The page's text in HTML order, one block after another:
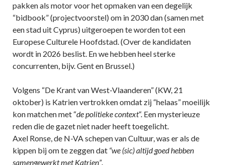
pakken als motor voor het opmaken van een degelijk
“bidbook” (projectvoorstel) om in 2030 dan (samen met
een stad uit Cyprus) uitgeroepen te worden tot een
Europese Culturele Hoofdstad. (Over de kandidaten
wordt in 2026 beslist. En we hebben heel sterke
concurrenten, bijv. Gent en Brussel.)
Volgens “De Krant van West-Vlaanderen” (KW, 21
oktober) is Katrien vertrokken omdat zij “helaas” moeilijk
kon matchen met “de politieke context“. Een mysterieuze
reden die de gazet niet nader heeft toegelicht.
Axel Ronse, de N-VA schepen van Cultuur, was er als de
kippen bij om te zeggen dat “we (sic) altijd goed hebben
samengewerkt met Katrien”.